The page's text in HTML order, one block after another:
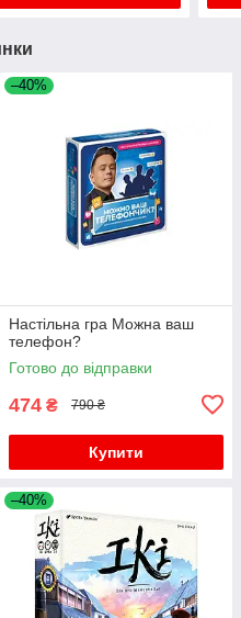
–40%
Настільна гра Можна ваш
телефон?
Готово до відправки
474 ₴ 790 ₴
Купити
–40%